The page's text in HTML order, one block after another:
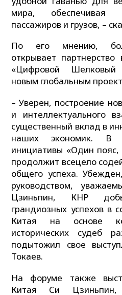
мира, обеспечивая
пассажиров и грузов, –
По его мнению,
открывает
«Цифровой Шелковый
новым глобальным
– Уверен, построение
и интеллектуального
существенный вклад в
наших экономик. В
инициативы «Один пояс,
продолжит всецело
общего успеха.
руководством,
Цзиньпин, КНР
грандиозных успехов в
Китая на основе
исторических судеб
подытожил свое
Токаев.
На форуме также
Китая Си Цзиньпин,